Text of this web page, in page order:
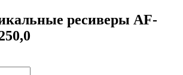
ресиверы AF-